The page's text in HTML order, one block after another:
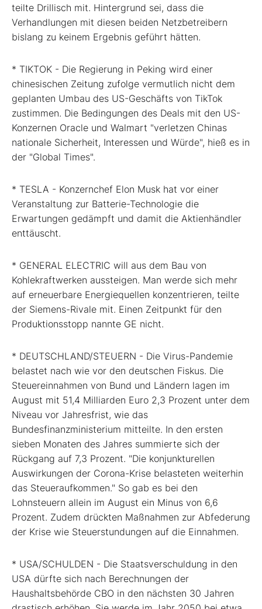
teilte Drillisch mit. Hintergrund sei, dass die
Verhandlungen mit diesen beiden Netzbetreibern
bislang zu keinem Ergebnis geführt hätten.
* TIKTOK - Die Regierung in Peking wird einer
chinesischen Zeitung zufolge vermutlich nicht dem
geplanten Umbau des US-Geschäfts von TikTok
zustimmen. Die Bedingungen des Deals mit den US-
Konzernen Oracle und Walmart "verletzen Chinas
nationale Sicherheit, Interessen und Würde", hieß es in
der "Global Times".
* TESLA - Konzernchef Elon Musk hat vor einer
Veranstaltung zur Batterie-Technologie die
Erwartungen gedämpft und damit die Aktienhändler
enttäuscht.
* GENERAL ELECTRIC will aus dem Bau von
Kohlekraftwerken aussteigen. Man werde sich mehr
auf erneuerbare Energiequellen konzentrieren, teilte
der Siemens-Rivale mit. Einen Zeitpunkt für den
Produktionsstopp nannte GE nicht.
* DEUTSCHLAND/STEUERN - Die Virus-Pandemie
belastet nach wie vor den deutschen Fiskus. Die
Steuereinnahmen von Bund und Ländern lagen im
August mit 51,4 Milliarden Euro 2,3 Prozent unter dem
Niveau vor Jahresfrist, wie das
Bundesfinanzministerium mitteilte. In den ersten
sieben Monaten des Jahres summierte sich der
Rückgang auf 7,3 Prozent. "Die konjunkturellen
Auswirkungen der Corona-Krise belasteten weiterhin
das Steueraufkommen." So gab es bei den
Lohnsteuern allein im August ein Minus von 6,6
Prozent. Zudem drückten Maßnahmen zur Abfederung
der Krise wie Steuerstundungen auf die Einnahmen.
* USA/SCHULDEN - Die Staatsverschuldung in den
USA dürfte sich nach Berechnungen der
Haushaltsbehörde CBO in den nächsten 30 Jahren